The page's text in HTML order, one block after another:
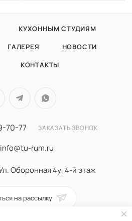
КУХОННЫМ СТУДИЯМ
ГАЛЕРЕЯ
НОВОСТИ
КОНТАКТЫ
70-77 ЗАКАЗАТЬ ЗВОНОК
info@tu-rum.ru
Оборонная 4у, 4-й этаж
на рассылку